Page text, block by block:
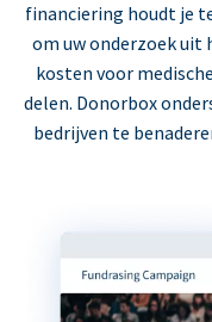
financiering houdt je
om uw onderzoek uit
kosten voor
delen. Donorbox
bedrijven te